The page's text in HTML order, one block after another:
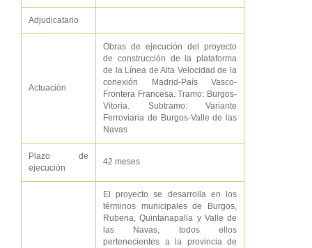
Adjudicatario
Actuación
Obras de ejecución del proyecto
de construcción de la plataforma
de la Línea de Alta Velocidad de la
conexión Madrid-País Vasco-
Frontera Francesa. Tramo: Burgos-
Vitoria. Subtramo: Variante
Ferroviaria de Burgos-Valle de las
Navas
Plazo de
ejecución
42 meses
El proyecto se desarrolla en los
términos municipales de Burgos,
Rubena, Quintanapalla y Valle de
las Navas, todos ellos
pertenecientes a la provincia de